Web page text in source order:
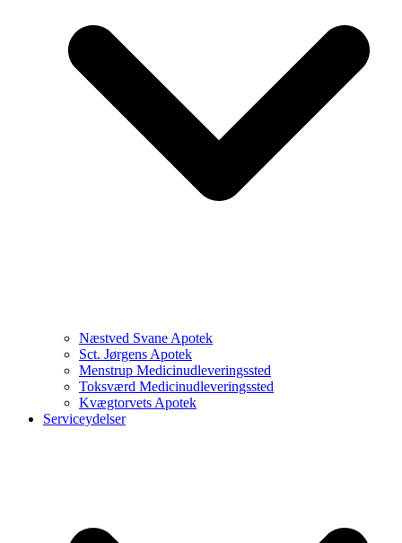
Næstved Svane Apotek
Sct. Jørgens Apotek
Menstrup Medicinudleveringssted
Toksværd Medicinudleveringssted
Kvægtorvets Apotek
Serviceydelser